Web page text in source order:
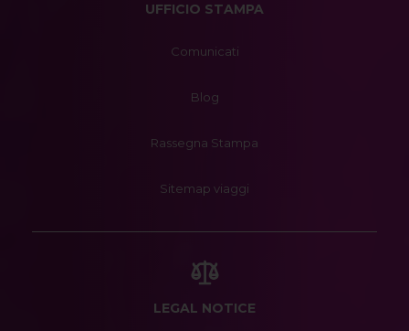
UFFICIO STAMPA
Comunicati
Blog
Rassegna Stampa
Sitemap viaggi
LEGAL NOTICE